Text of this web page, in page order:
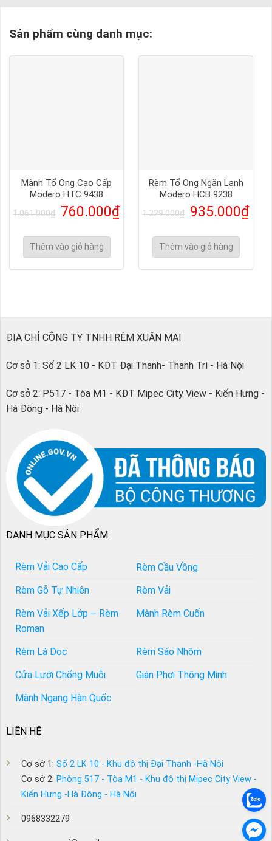
Sản phẩm cùng danh mục:
Mành Tổ Ong Cao Cấp
Modero HTC 9438
1.061.000₫ 760.000₫
Thêm vào giỏ hàng
Rèm Tổ Ong Ngăn Lạnh
Modero HCB 9238
1.329.000₫ 935.000₫
Thêm vào giỏ hàng
ĐỊA CHỈ CÔNG TY TNHH RÈM XUÂN MAI
Cơ sở 1: Số 2 LK 10 - KĐT Đại Thanh- Thanh Trì - Hà Nội
Cơ sở 2: P517 - Tòa M1 - KĐT Mipec City View - Kiến Hưng -
Hà Đông - Hà Nội
DANH MỤC SẢN PHẨM
Rèm Vải Cao Cấp
Rèm Cầu Vồng
Rèm Gỗ Tự Nhiên
Rèm Vải
Rèm Vải Xếp Lớp – Rèm
Roman
Mành Rèm Cuốn
Rèm Lá Dọc
Rèm Sáo Nhôm
Cửa Lưới Chống Muỗi
Giàn Phơi Thông Minh
Mành Ngang Hàn Quốc
LIÊN HỆ
Cơ sở 1: Số 2 LK 10 - Khu đô thị Đại Thanh -Hà Nội
Cơ sở 2: Phòng 517 - Tòa M1 - Khu đô thị Mipec City View -
Kiến Hưng -Hà Đông - Hà Nội
0968332279